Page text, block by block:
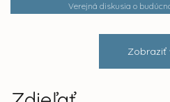
Verejná diskusia o
Zobraziť